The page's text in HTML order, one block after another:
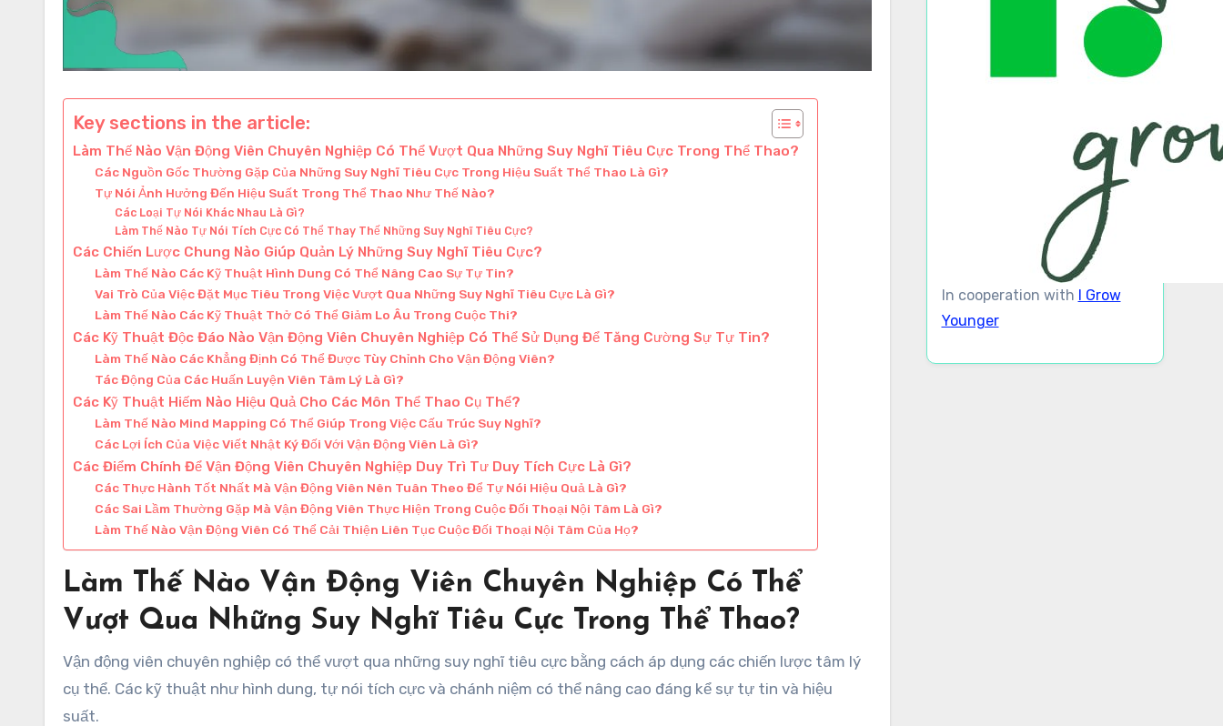
Key sections in the article:
Làm Thế Nào Vận Động Viên Chuyên Nghiệp Có Thể Vượt Qua Những Suy Nghĩ Tiêu Cực Trong Thể Thao?
Các Nguồn Gốc Thường Gặp Của Những Suy Nghĩ Tiêu Cực Trong Hiệu Suất Thể Thao Là Gì?
Tự Nói Ảnh Hưởng Đến Hiệu Suất Trong Thể Thao Như Thế Nào?
Các Loại Tự Nói Khác Nhau Là Gì?
Làm Thế Nào Tự Nói Tích Cực Có Thể Thay Thế Những Suy Nghĩ Tiêu Cực?
Các Chiến Lược Chung Nào Giúp Quản Lý Những Suy Nghĩ Tiêu Cực?
Làm Thế Nào Các Kỹ Thuật Hình Dung Có Thể Nâng Cao Sự Tự Tin?
Vai Trò Của Việc Đặt Mục Tiêu Trong Việc Vượt Qua Những Suy Nghĩ Tiêu Cực Là Gì?
Làm Thế Nào Các Kỹ Thuật Thở Có Thể Giảm Lo Âu Trong Cuộc Thi?
Các Kỹ Thuật Độc Đáo Nào Vận Động Viên Chuyên Nghiệp Có Thể Sử Dụng Để Tăng Cường Sự Tự Tin?
Làm Thế Nào Các Khẳng Định Có Thể Được Tùy Chỉnh Cho Vận Động Viên?
Tác Động Của Các Huấn Luyện Viên Tâm Lý Là Gì?
Các Kỹ Thuật Hiếm Nào Hiệu Quả Cho Các Môn Thể Thao Cụ Thể?
Làm Thế Nào Mind Mapping Có Thể Giúp Trong Việc Cấu Trúc Suy Nghĩ?
Các Lợi Ích Của Việc Viết Nhật Ký Đối Với Vận Động Viên Là Gì?
Các Điểm Chính Để Vận Động Viên Chuyên Nghiệp Duy Trì Tư Duy Tích Cực Là Gì?
Các Thực Hành Tốt Nhất Mà Vận Động Viên Nên Tuân Theo Để Tự Nói Hiệu Quả Là Gì?
Các Sai Lầm Thường Gặp Mà Vận Động Viên Thực Hiện Trong Cuộc Đối Thoại Nội Tâm Là Gì?
Làm Thế Nào Vận Động Viên Có Thể Cải Thiện Liên Tục Cuộc Đối Thoại Nội Tâm Của Họ?
Làm Thế Nào Vận Động Viên Chuyên Nghiệp Có Thể
Vượt Qua Những Suy Nghĩ Tiêu Cực Trong Thể Thao?
Vận động viên chuyên nghiệp có thể vượt qua những suy nghĩ tiêu cực bằng cách áp dụng các chiến lược tâm lý
cụ thể. Các kỹ thuật như hình dung, tự nói tích cực và chánh niệm có thể nâng cao đáng kể sự tự tin và hiệu
suất.
In cooperation with I Grow
Younger